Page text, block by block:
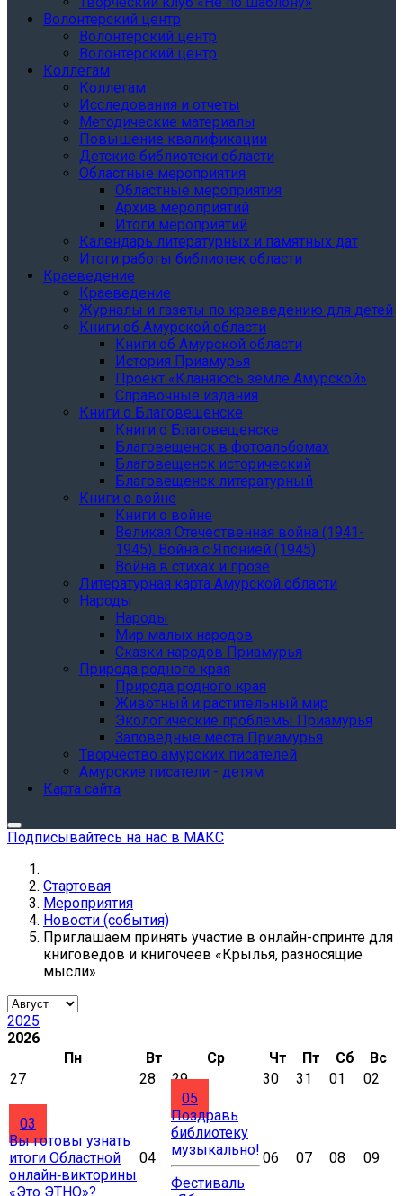
Волонтерский центр
Волонтерский центр
Волонтерский центр
Коллегам
Коллегам
Исследования и отчеты
Методические материалы
Повышение квалификации
Детские библиотеки области
Областные мероприятия
Областные мероприятия
Архив мероприятий
Итоги мероприятий
Календарь литературных и памятных дат
Итоги работы библиотек области
Краеведение
Краеведение
Журналы и газеты по краеведению для детей
Книги об Амурской области
Книги об Амурской области
История Приамурья
Проект «Кланяюсь земле Амурской»
Справочные издания
Книги о Благовещенске
Книги о Благовещенске
Благовещенск в фотоальбомах
Благовещенск исторический
Благовещенск литературный
Книги о войне
Книги о войне
Великая Отечественная война (1941-
1945). Война с Японией (1945)
Война в стихах и прозе
Литературная карта Амурской области
Народы
Народы
Мир малых народов
Сказки народов Приамурья
Природа родного края
Природа родного края
Животный и растительный мир
Экологические проблемы Приамурья
Заповедные места Приамурья
Творчество амурских писателей
Амурские писатели - детям
Карта сайта
Подписывайтесь на нас в МАКС
Стартовая
Мероприятия
Новости (события)
Приглашаем принять участие в онлайн-спринте для
книговедов и книгочеев «Крылья, разносящие
мысли»
2025
2026
Пн
Вт Ср Чт Пт Сб
Вс
27
28 29 30 31 01 02
03
Вы готовы узнать
итоги Областной
онлайн‑викторины
«Это ЭТНО»?
04
05
Поздравь
библиотеку
музыкально!
Фестиваль
06 07 08 09